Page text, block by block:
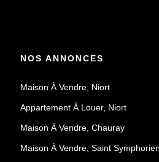
NOS ANNONCES
Maison À Vendre, Niort
Appartement À Louer, Niort
Maison À Vendre, Chauray
Maison À Vendre, Saint Symphorien